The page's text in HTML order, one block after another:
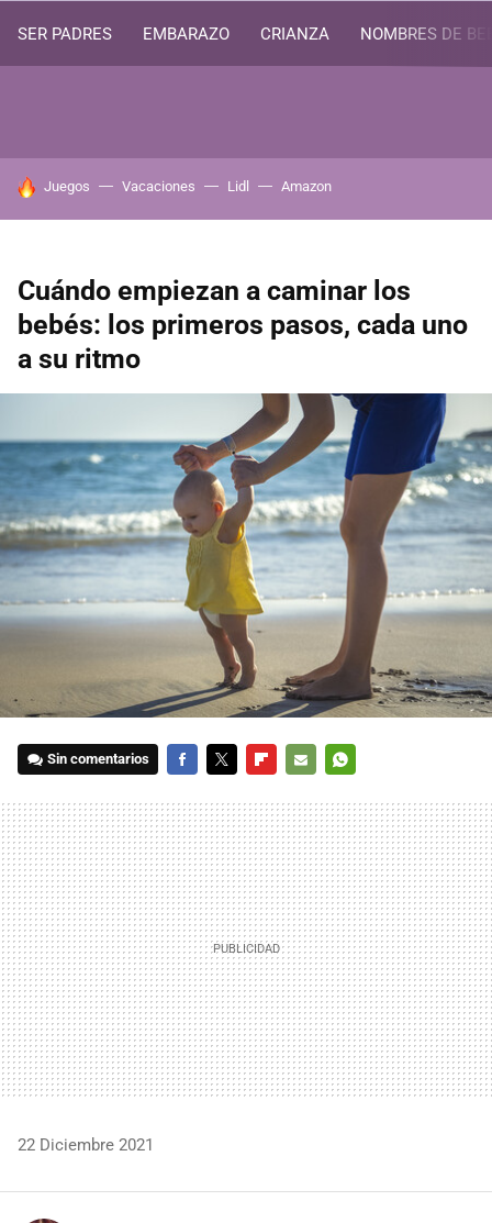
SER PADRES EMBARAZO CRIANZA NOMBRES DE
HOY SE HABLA DE
Juegos Vacaciones Lidl Amazon
Cuándo empiezan a caminar los
bebés: los primeros pasos, cada uno
a su ritmo
Sin comentarios
MAIL
22 Diciembre 2021